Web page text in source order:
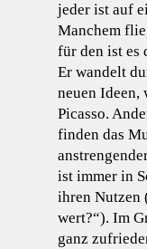
jeder ist auf
Manchem
für den ist es
Er wandelt
neuen Ideen,
Picasso.
finden das
ist immer in
ihren Nutzen
wert?“). Im
ganz